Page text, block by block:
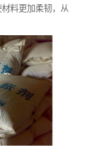
料更加柔韧，从